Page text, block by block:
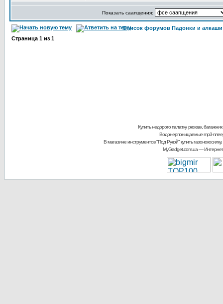
Показать саапщения:
Список форумов Падонки и алкаши
Страница 1 из 1
Купить недорого палатку, рюкзак, багажник
Водонерпоницаемые mp3-
В магазине инструментов "Под Рукой"купить
MyGadget.com.ua—